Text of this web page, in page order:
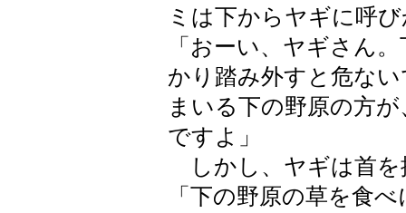
ミは下からヤギに呼
「おーい、ヤギさん
かり踏み外すと危な
まいる下の野原の方
ですよ」
しかし、ヤギは首を
「下の野原の草を食